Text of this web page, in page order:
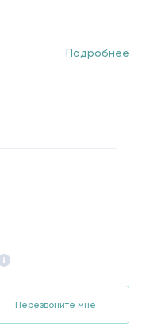
Подробнее
Перезвоните мне